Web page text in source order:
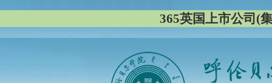
365英国上市公司(